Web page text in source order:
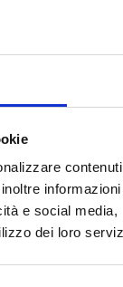
e social
dei loro
2027
Sud